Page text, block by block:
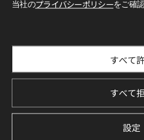
感のあふれるアクセントカラー
間づくりを自由に演出できます。
厳選された空間コレクションを
続きを見る
当社のプライバシーポリシーをご確
すべて
すべて
設定